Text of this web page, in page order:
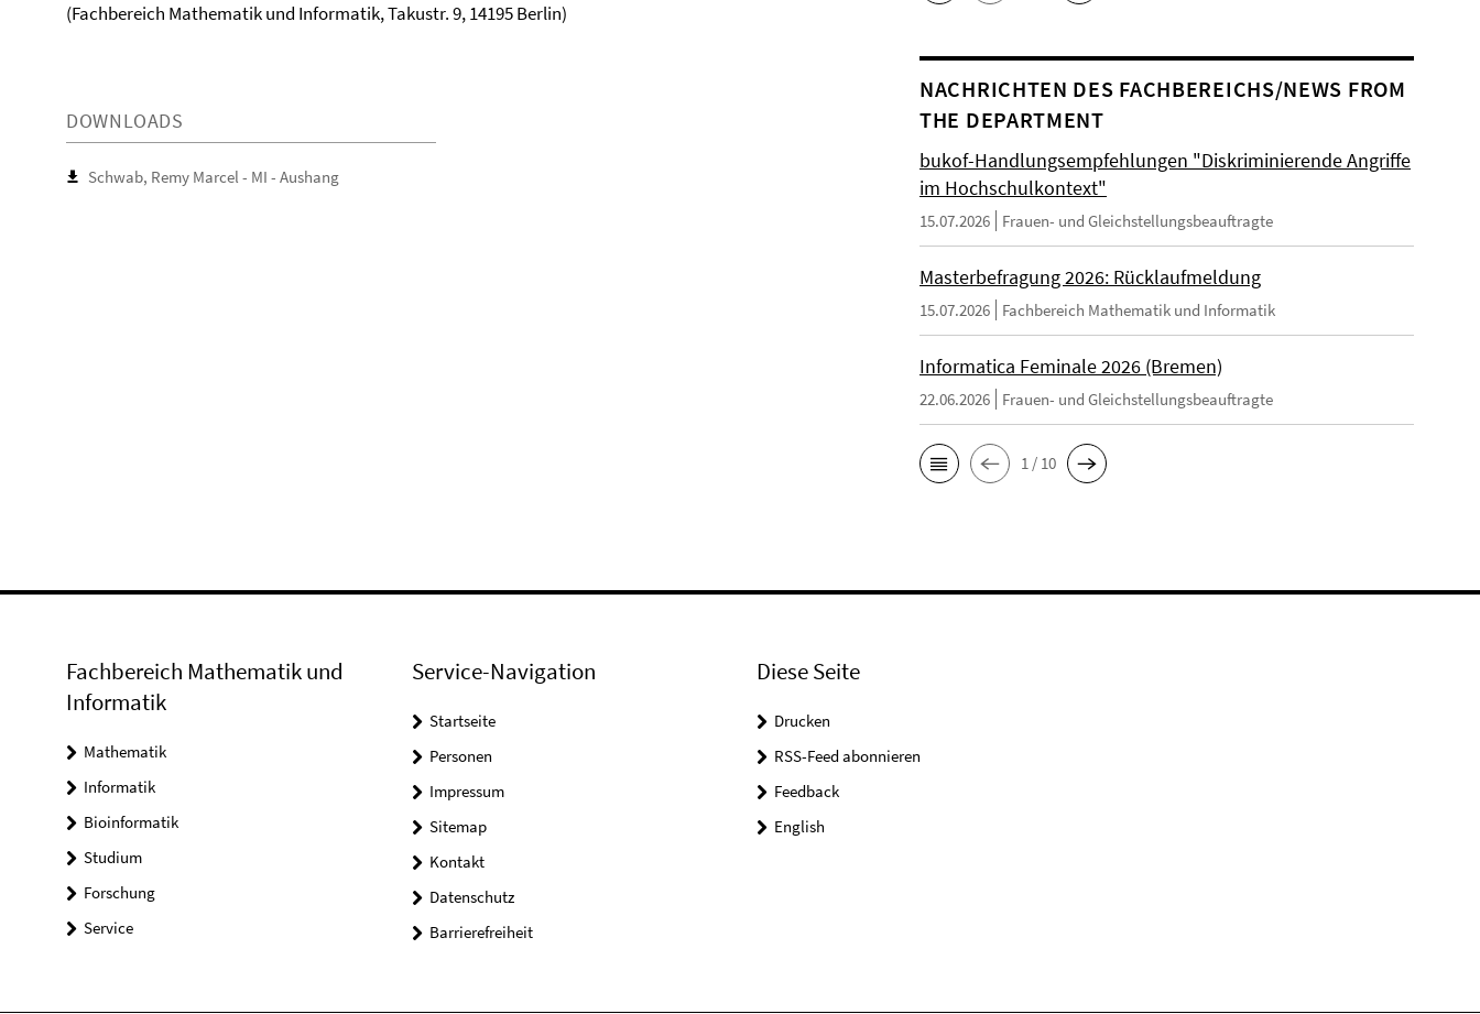
(Fachbereich Mathematik und Informatik, Takustr. 9, 14195 Berlin)
DOWNLOADS
Schwab, Remy Marcel - MI - Aushang
NACHRICHTEN DES FACHBEREICHS/NEWS FROM
THE DEPARTMENT
bukof-Handlungsempfehlungen "Diskriminierende Angriffe
im Hochschulkontext"
15.07.2026 Frauen- und Gleichstellungsbeauftragte
Masterbefragung 2026: Rücklaufmeldung
15.07.2026 Fachbereich Mathematik und Informatik
Informatica Feminale 2026 (Bremen)
22.06.2026 Frauen- und Gleichstellungsbeauftragte
1 / 10
Fachbereich Mathematik und
Informatik
Mathematik
Informatik
Bioinformatik
Studium
Forschung
Service
Service-Navigation
Startseite
Personen
Impressum
Sitemap
Kontakt
Datenschutz
Barrierefreiheit
Diese Seite
Drucken
RSS-Feed abonnieren
Feedback
English